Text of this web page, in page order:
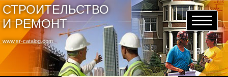
www.sr-catalog.com
СТРОИТЕЛЬСТВО
И РЕМОНТ